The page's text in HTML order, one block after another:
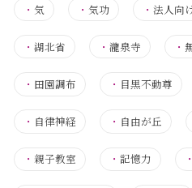
・ 気 ・気功 ・法人向
・ 湖北省 ・瀧泉寺 ・
・ 田園調布 ・ 目黒不動尊
・ 自律神経 ・ 自由が丘
・ 親子教室 ・記憶力